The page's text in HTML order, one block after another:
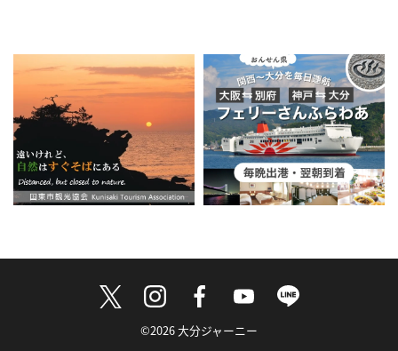
©2026 大分ジャーニー